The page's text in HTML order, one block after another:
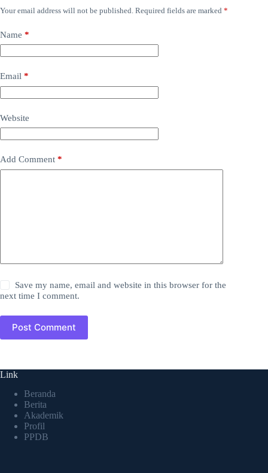
Your email address will not be published. Required fields are marked *
Name *
Email *
Website
Add Comment *
Save my name, email and website in this browser for the
next time I comment.
Post Comment
Link
Beranda
Berita
Akademik
Profil
PPDB